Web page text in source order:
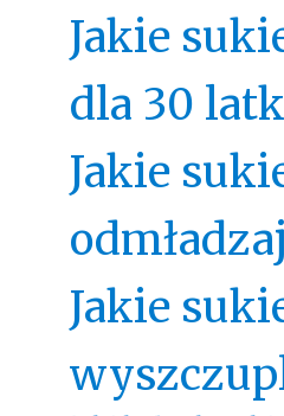
Jakie
dla 30
Jakie
Jakie